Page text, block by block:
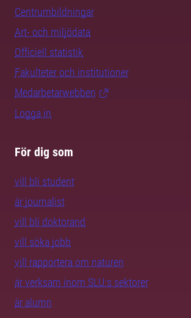
Centrumbildningar
Art- och miljödata
Officiell statistik
Fakulteter och institutioner
Medarbetarwebben
Logga in
För dig som
vill bli student
är journalist
vill bli doktorand
vill söka jobb
vill rapportera om naturen
är verksam inom SLU:s sektorer
är alumn